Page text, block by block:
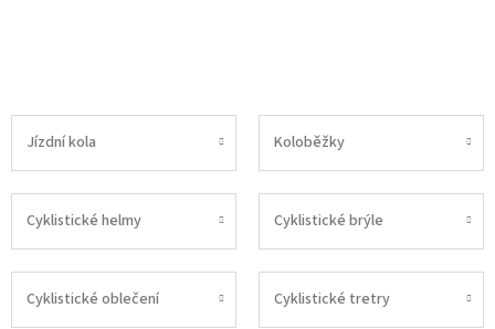
Jízdní kola Koloběžky
Cyklistické helmy Cyklistické brýle
Cyklistické oblečení Cyklistické tretry